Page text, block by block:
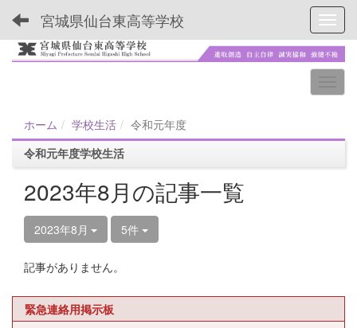
宮城県仙台東高等学校
ホーム 学校生活
令和元年度
令和元年度学校生活
2023年8月の記事一覧
2023年8月 5件
記事がありません。
緊急連絡用掲示板